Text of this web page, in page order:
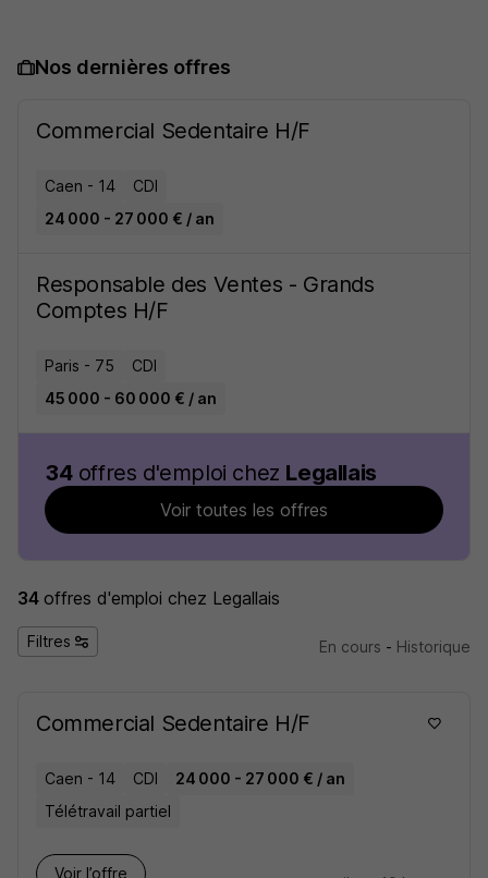
Nos dernières offres
Commercial Sedentaire H/F
Caen - 14
CDI
24 000 - 27 000 € / an
Responsable des Ventes - Grands
Comptes H/F
Paris - 75
CDI
45 000 - 60 000 € / an
34offres d'emploi chez Legallais
Voir toutes les offres
34 offres d'emploi chez Legallais
Filtres En cours - Historique
Commercial Sedentaire H/F
Caen - 14 CDI
24 000 - 27 000 € / an
Télétravail partiel
Voir l’offre